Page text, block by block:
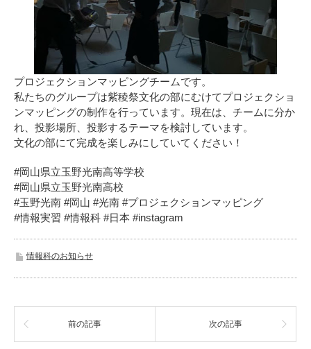
プロジェクションマッピングチームです。
私たちのグループは紫稜祭文化の部にむけてプロジェクショ
ンマッピングの制作を行っています。現在は、チームに分か
れ、投影場所、投影するテーマを検討しています。
文化の部にて完成を楽しみにしていてください！
#岡山県立玉野光南高等学校
#岡山県立玉野光南高校
#玉野光南 #岡山 #光南 #プロジェクションマッピング
#情報実習 #情報科 #日本 #instagram
情報科のお知らせ
前の記事 次の記事